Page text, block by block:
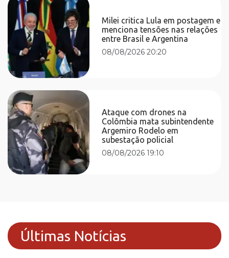
Milei critica Lula em postagem e
menciona tensões nas relações
entre Brasil e Argentina
08/08/2026 20:20
Ataque com drones na
Colômbia mata subintendente
Argemiro Rodelo em
subestação policial
08/08/2026 19:10
Últimas Notícias